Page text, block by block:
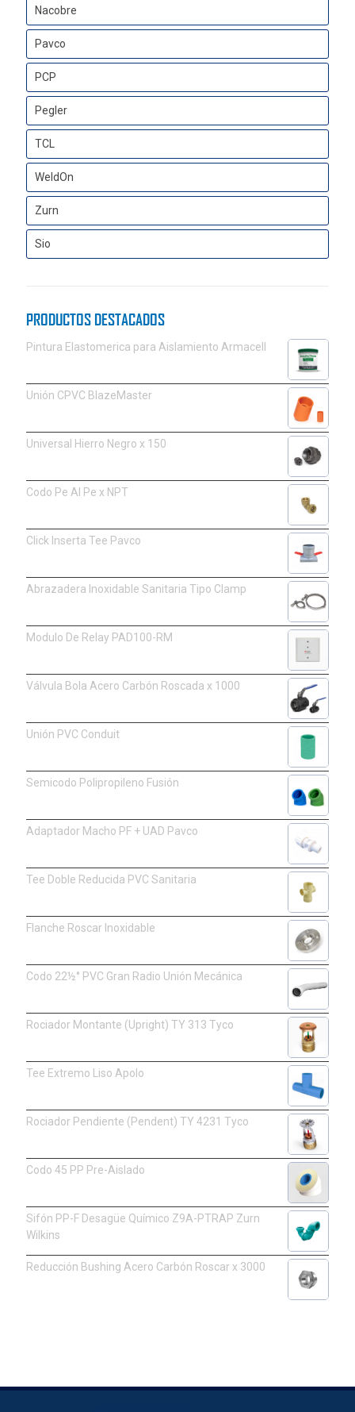
Nacobre
Pavco
PCP
Pegler
TCL
WeldOn
Zurn
Sio
PRODUCTOS DESTACADOS
Pintura Elastomerica para Aislamiento Armacell
Unión CPVC BlazeMaster
Universal Hierro Negro x 150
Codo Pe Al Pe x NPT
Click Inserta Tee Pavco
Abrazadera Inoxidable Sanitaria Tipo Clamp
Modulo De Relay PAD100-RM
Válvula Bola Acero Carbón Roscada x 1000
Unión PVC Conduit
Semicodo Polipropileno Fusión
Adaptador Macho PF + UAD Pavco
Tee Doble Reducida PVC Sanitaria
Flanche Roscar Inoxidable
Codo 22½° PVC Gran Radio Unión Mecánica
Rociador Montante (Upright) TY 313 Tyco
Tee Extremo Liso Apolo
Rociador Pendiente (Pendent) TY 4231 Tyco
Codo 45 PP Pre-Aislado
Sifón PP-F Desagüe Químico Z9A-PTRAP Zurn
Wilkins
Reducción Bushing Acero Carbón Roscar x 3000